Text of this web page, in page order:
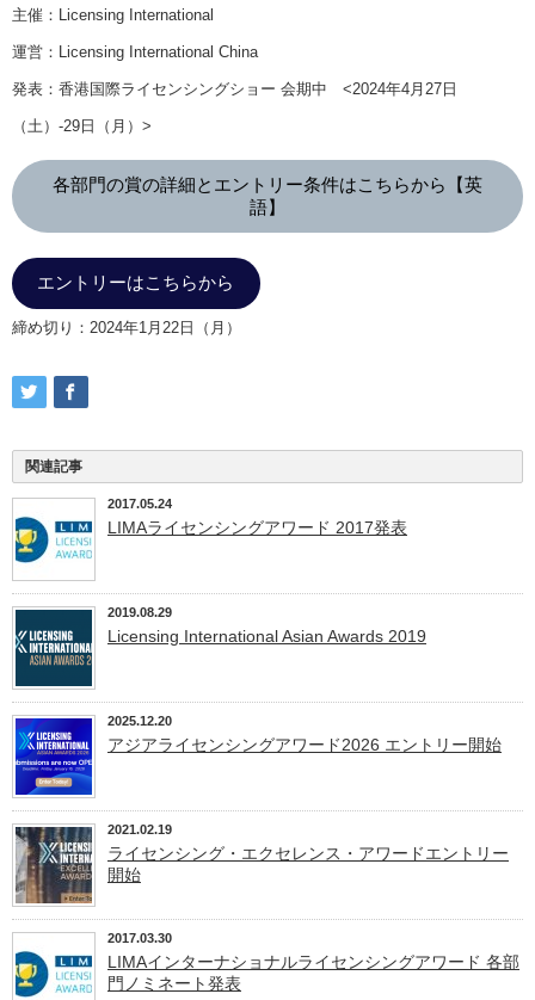
主催：Licensing International
運営：Licensing International China
発表：香港国際ライセンシングショー 会期中 <2024年4月27日
（土）-29日（月）>
各部門の賞の詳細とエントリー条件はこちらから【英
語】
エントリーはこちらから
締め切り：2024年1月22日（月）
関連記事
2017.05.24
LIMAライセンシングアワード 2017発表
2019.08.29
Licensing International Asian Awards 2019
2025.12.20
アジアライセンシングアワード2026 エントリー開始
2021.02.19
ライセンシング・エクセレンス・アワードエントリー
開始
2017.03.30
LIMAインターナショナルライセンシングアワード 各部
門ノミネート発表